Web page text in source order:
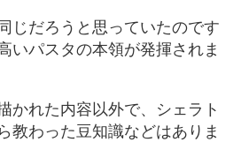
じだろうと思っていたのです
いパスタの本領が発揮されま
かれた内容以外で、シェラト
教わった豆知識などはありま